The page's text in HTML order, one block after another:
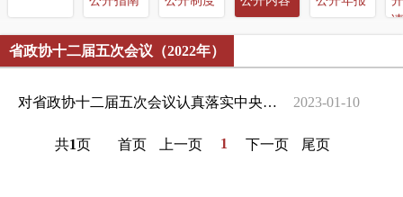
请
省政协十二届五次会议（2022年）
对省政协十二届五次会议认真落实中央民族工作会议精神 推动各民族共同走... 2023-01-10
共1页 首页 上一页 1 下一页 尾页